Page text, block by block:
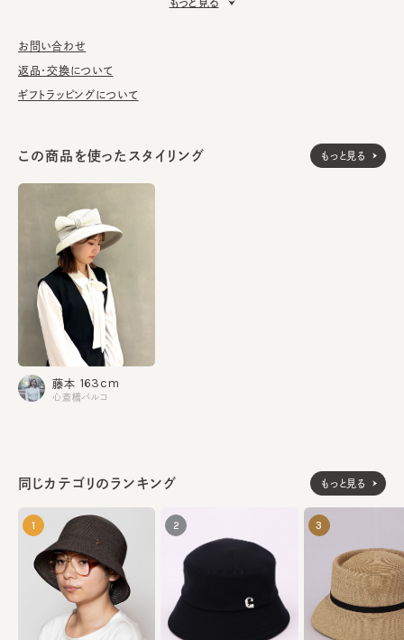
はコーム付きで、頭にしっかりフィットし安定感抜群です。
洗濯不可。汚れにつきましては、帽子が汚れてしまう前の対策と
※コーム付き
可能性がございます。）
素材
本体：紙81% ポリエステル19%
飾り部分：紙81% ポリエステル19%
生産国 made in JAPAN
お問い合わせ
返品・交換について
ギフトラッピングについて
同じカテゴリのランキング もっと見る
1 2 3
この商品を使ったスタイリング もっと見る
藤本 163cm
心斎橋パルコ